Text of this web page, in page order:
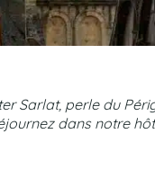
Sarlat, perle du
dans notre